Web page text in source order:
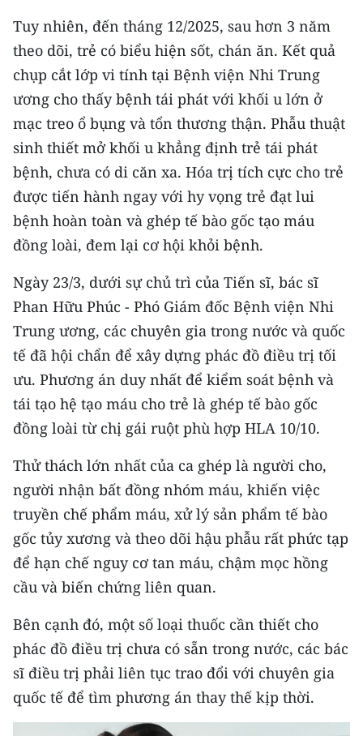
TIN MỚI
TIN ĐỊA PHƯƠNG
Trung du và miền núi phía Bắc
Đồng bằng sông Hồng
Bắc Trung Bộ
Duyên hải Nam Trung Bộ và Tây
Nguyên
Đồng bằng sông Cửu Long
Chuyên trang Hà Nội
Chuyên trang TP. Hồ Chí Minh
CHUYÊN ĐỀ
VỀ BÁO NHÂN DÂN
THỜI NAY
NHÂN DÂN CUỐI TUẦN
NHÂN DÂN HẰNG THÁNG
MUA BÁO
ĐỌC BÁO IN
Tuy nhiên, đến tháng 12/2025, sau hơn 3 năm
theo dõi, trẻ có biểu hiện sốt, chán ăn. Kết quả
chụp cắt lớp vi tính tại Bệnh viện Nhi Trung
ương cho thấy bệnh tái phát với khối u lớn ở
mạc treo ổ bụng và tổn thương thận. Phẫu thuật
sinh thiết mở khối u khẳng định trẻ tái phát
bệnh, chưa có di căn xa. Hóa trị tích cực cho trẻ
được tiến hành ngay với hy vọng trẻ đạt lui
bệnh hoàn toàn và ghép tế bào gốc tạo máu
đồng loài, đem lại cơ hội khỏi bệnh.
Ngày 23/3, dưới sự chủ trì của Tiến sĩ, bác sĩ
Phan Hữu Phúc - Phó Giám đốc Bệnh viện Nhi
Trung ương, các chuyên gia trong nước và quốc
tế đã hội chẩn để xây dựng phác đồ điều trị tối
ưu. Phương án duy nhất để kiểm soát bệnh và
tái tạo hệ tạo máu cho trẻ là ghép tế bào gốc
đồng loài từ chị gái ruột phù hợp HLA 10/10.
Thử thách lớn nhất của ca ghép là người cho,
người nhận bất đồng nhóm máu, khiến việc
truyền chế phẩm máu, xử lý sản phẩm tế bào
gốc tủy xương và theo dõi hậu phẫu rất phức tạp
để hạn chế nguy cơ tan máu, chậm mọc hồng
cầu và biến chứng liên quan.
Bên cạnh đó, một số loại thuốc cần thiết cho
phác đồ điều trị chưa có sẵn trong nước, các bác
sĩ điều trị phải liên tục trao đổi với chuyên gia
quốc tế để tìm phương án thay thế kịp thời.